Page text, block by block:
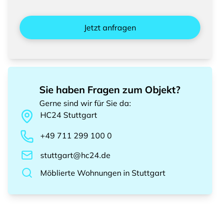
Jetzt anfragen
Sie haben Fragen zum Objekt?
Gerne sind wir für Sie da:
HC24 Stuttgart
+49 711 299 100 0
stuttgart@hc24.de
Möblierte Wohnungen in Stuttgart